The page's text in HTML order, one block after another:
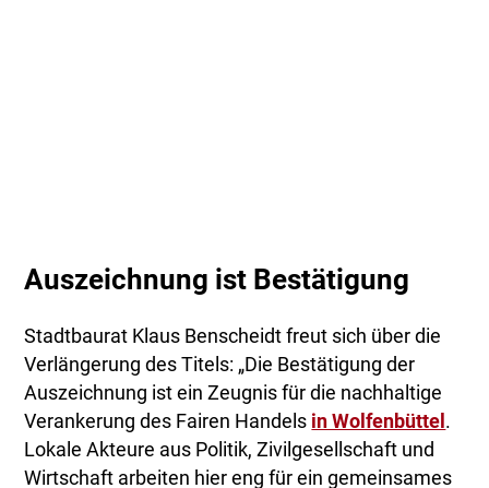
Auszeichnung ist Bestätigung
Stadtbaurat Klaus Benscheidt freut sich über die
Verlängerung des Titels: „Die Bestätigung der
Auszeichnung ist ein Zeugnis für die nachhaltige
Verankerung des Fairen Handels in Wolfenbüttel .
Lokale Akteure aus Politik, Zivilgesellschaft und
Wirtschaft arbeiten hier eng für ein gemeinsames